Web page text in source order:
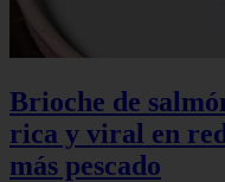
Brioche de
rica y viral en
más pescado